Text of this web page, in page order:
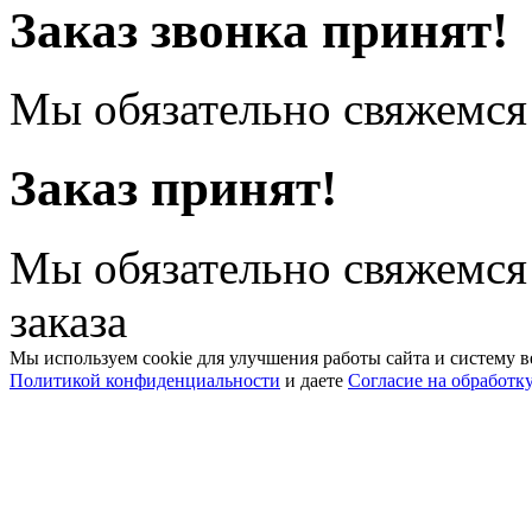
Заказ звонка принят!
Мы обязательно
Заказ принят!
Мы обязательно
заказа
Мы используем cookie для улучшения работы сайта и систему
Политикой конфиденциальности и даете Согласие на